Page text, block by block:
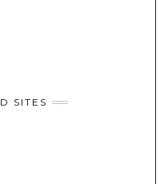
SITES